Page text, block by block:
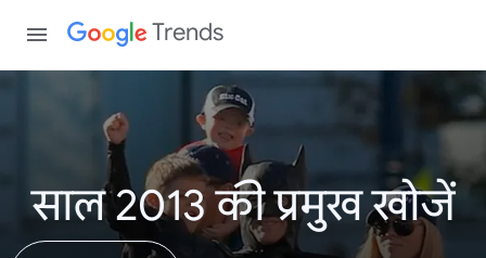
Trends
साल 2013 की प्रमुख खोजें